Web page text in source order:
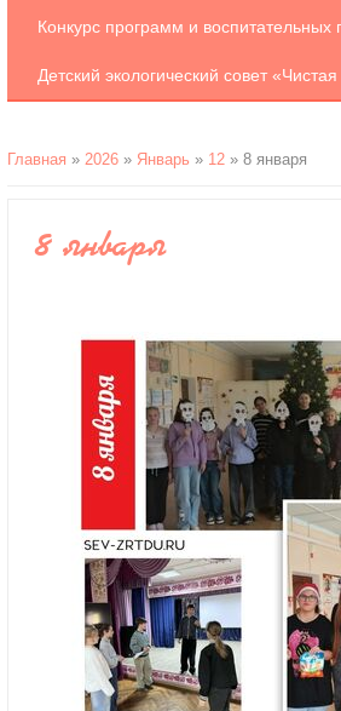
Конкурс программ и
Детский экологический совет
Главная » 2026 » Январь » 12 » 8 января
8 января